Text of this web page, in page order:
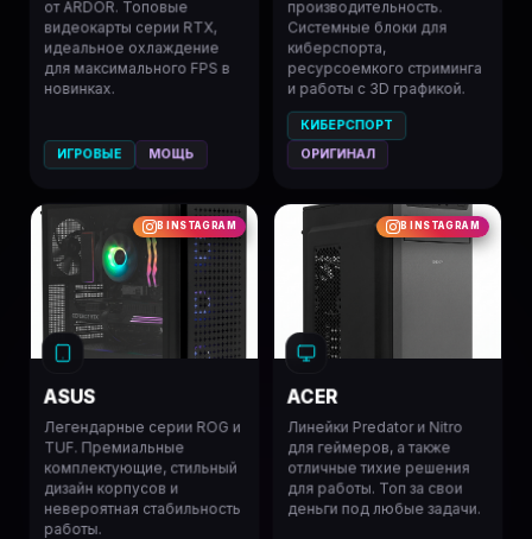
от ARDOR. Топовые
видеокарты серии RTX,
идеальное охлаждение
для максимального FPS в
новинках.
ИГРОВЫЕ МОЩЬ
производительность.
Системные блоки для
киберспорта,
ресурсоемкого стриминга
и работы с 3D графикой.
КИБЕРСПОРТ
ОРИГИНАЛ
В INSTAGRAM
ASUS
Легендарные серии ROG и
TUF. Премиальные
комплектующие, стильный
дизайн корпусов и
невероятная стабильность
работы.
В INSTAGRAM
ACER
Линейки Predator и Nitro
для геймеров, а также
отличные тихие решения
для работы. Топ за свои
деньги под любые задачи.